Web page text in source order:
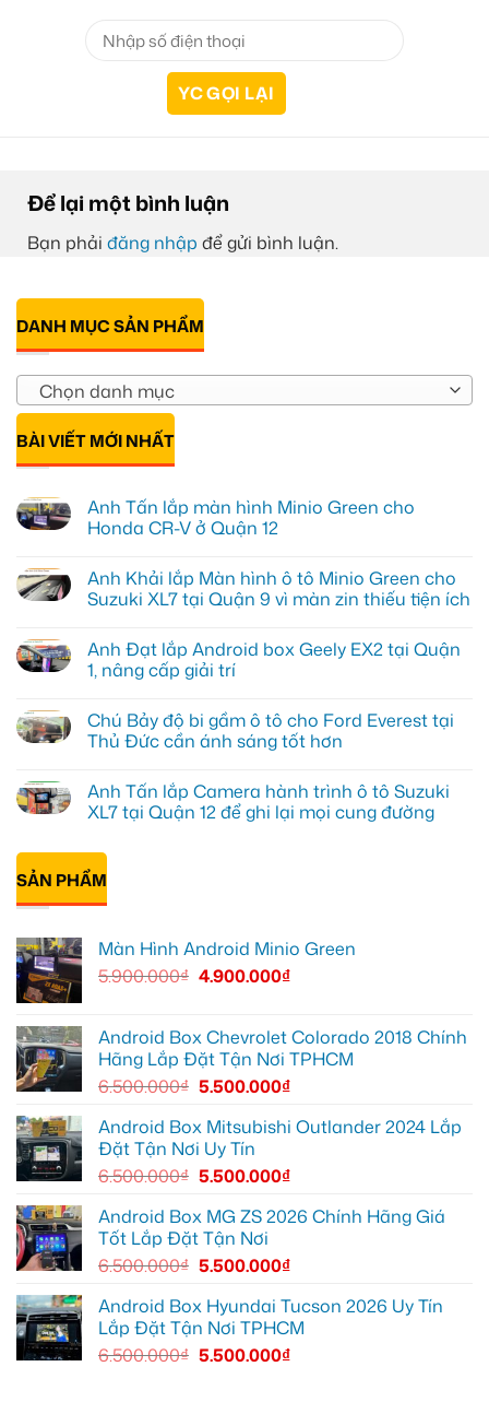
Để lại một bình luận
Bạn phải đăng nhập để gửi bình luận.
DANH MỤC SẢN PHẨM
Chọn danh mục
BÀI VIẾT MỚI NHẤT
Anh Tấn lắp màn hình Minio Green cho
Honda CR-V ở Quận 12
bình
luận
ở
lắp
màn
hình
cho
Honda
CR-
Quận
12
Anh Khải lắp Màn hình ô tô Minio Green cho
Suzuki XL7 tại Quận 9 vì màn zin thiếu tiện ích
bình
luận
ở
lắp
Màn
hình
Minio
Green
cho
Quận
9
vì
thiếu
ích
Anh Đạt lắp Android box Geely EX2 tại Quận
1, nâng cấp giải trí
bình
luận
ở
lắp
Android
box
Quận
1,
nâng
Chú Bảy độ bi gầm ô tô cho Ford Everest tại
Thủ Đức cần ánh sáng tốt hơn
bình
luận
ở
bi
gầm
ô
Ford
Everest
tại
ánh
sáng
tốt
Anh Tấn lắp Camera hành trình ô tô Suzuki
XL7 tại Quận 12 để ghi lại mọi cung đường
có
luận
ở
Anh
Camera
trình
XL7
tại
Quận
để
mọi
cung
đường
SẢN PHẨM
Màn Hình Android Minio Green
5.900.000₫ 4.900.000₫
Android Box Chevrolet Colorado 2018 Chính
Hãng Lắp Đặt Tận Nơi TPHCM
6.500.000₫ 5.500.000₫
Android Box Mitsubishi Outlander 2024 Lắp
Đặt Tận Nơi Uy Tín
6.500.000₫ 5.500.000₫
Android Box MG ZS 2026 Chính Hãng Giá
Tốt Lắp Đặt Tận Nơi
6.500.000₫ 5.500.000₫
Android Box Hyundai Tucson 2026 Uy Tín
Lắp Đặt Tận Nơi TPHCM
6.500.000₫ 5.500.000₫